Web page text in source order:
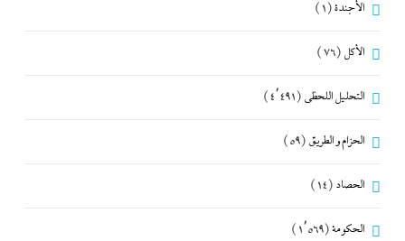
الأجندة(1)
الأكل (76)
التحليل اللحظي (4٬491)
الحزام و الطريق (59)
الحصاد (14)
الحكومة(1٬569)